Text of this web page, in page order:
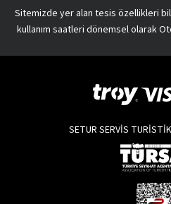
Sitemizde yer alan tesis özellikleri
kullanım saatleri dönemsel olarak
SETUR SERVİS